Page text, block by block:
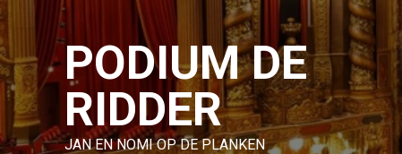
Ga
naar
de
inhoud
PODIUM DE
RIDDER
JAN EN NOMI OP DE PLANKEN